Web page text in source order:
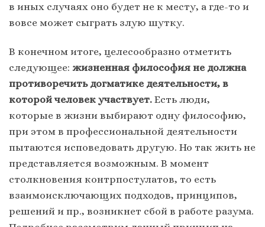
в иных случаях оно будет не к месту, а где-то и
вовсе может сыграть злую шутку.
В конечном итоге, целесообразно отметить
следующее: жизненная философия не должна
противоречить догматике деятельности, в
которой человек участвует. Есть люди,
которые в жизни выбирают одну философию,
при этом в профессиональной деятельности
пытаются исповедовать другую. Но так жить не
представляется возможным. В момент
столкновения контрпостулатов, то есть
взаимоисключающих подходов, принципов,
решений и пр., возникнет сбой в работе разума.